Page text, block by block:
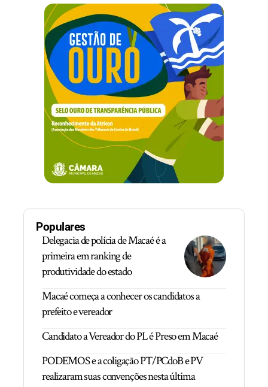
Populares
Delegacia de polícia de Macaé é a
primeira em ranking de
produtividade do estado
Macaé começa a conhecer os candidatos a
prefeito e vereador
Candidato a Vereador do PL é Preso em Macaé
PODEMOS e a coligação PT/PCdoB e PV
realizaram suas convenções nesta última